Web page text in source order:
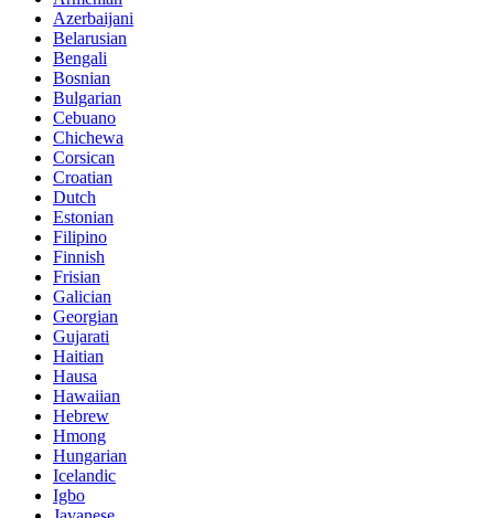
Azerbaijani
Belarusian
Bengali
Bosnian
Bulgarian
Cebuano
Chichewa
Corsican
Croatian
Dutch
Estonian
Filipino
Finnish
Frisian
Galician
Georgian
Gujarati
Haitian
Hausa
Hawaiian
Hebrew
Hmong
Hungarian
Icelandic
Igbo